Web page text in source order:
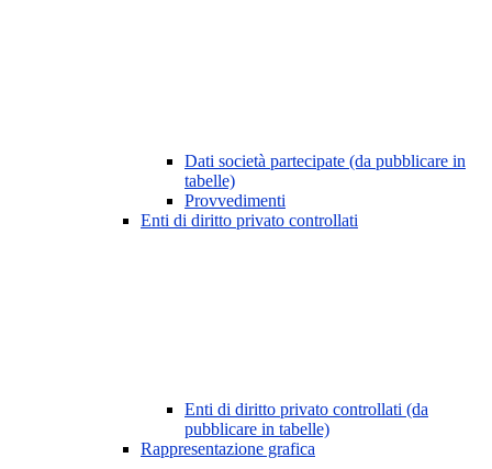
Dati società partecipate (da pubblicare in
tabelle)
Provvedimenti
Enti di diritto privato controllati
Enti di diritto privato controllati (da
pubblicare in tabelle)
Rappresentazione grafica